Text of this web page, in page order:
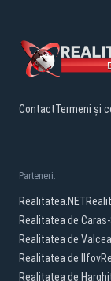
ContactTermeni și
Parteneri:
Realitatea.NET
Realitatea de
Realitatea de Valcea
Realitatea de Ilfov
Realitatea de